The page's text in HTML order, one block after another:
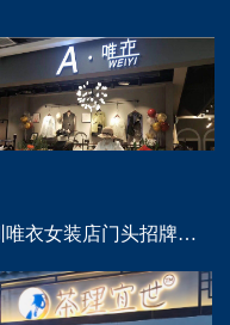
深圳唯衣女装店门头招牌设计制作